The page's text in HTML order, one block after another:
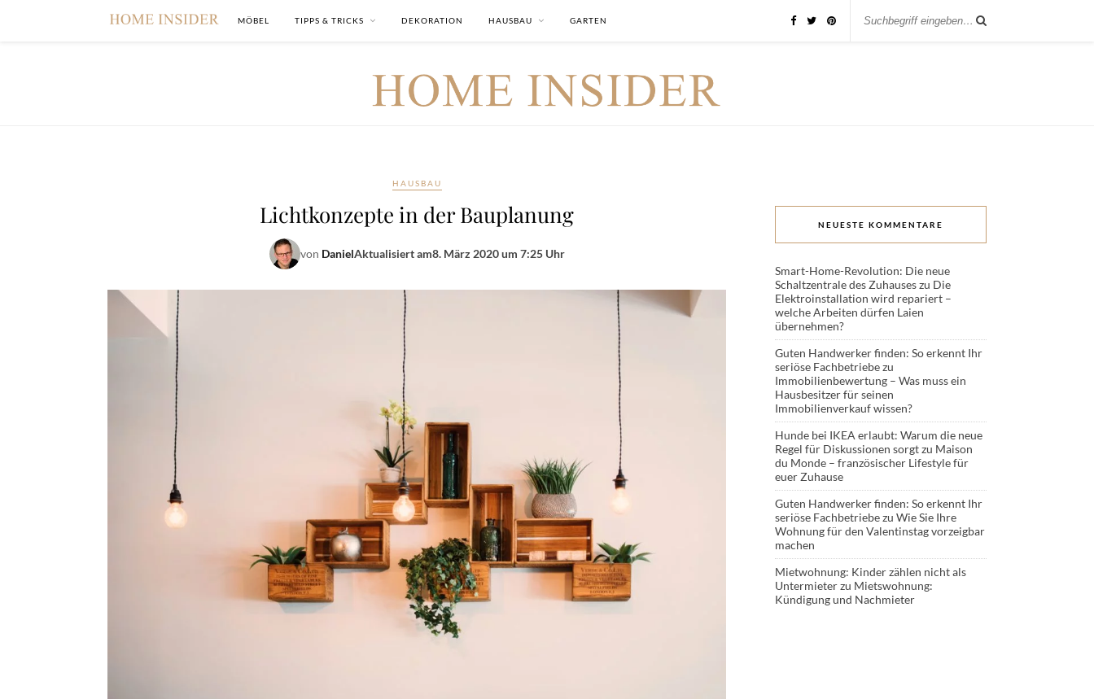
MÖBEL TIPPS & TRICKS DEKORATION HAUSBAU GARTEN
HAUSBAU
Lichtkonzepte in der Bauplanung
von DanielAktualisiert am8. März 2020 um 7:25 Uhr
NEUESTE KOMMENTARE
Smart-Home-Revolution: Die neue
Schaltzentrale des Zuhauseszu Die
Elektroinstallation wird repariert –
welche Arbeiten dürfen Laien
übernehmen?
Guten Handwerker finden: So erkennt Ihr
seriöse Fachbetriebezu
Immobilienbewertung – Was muss ein
Hausbesitzer für seinen
Immobilienverkauf wissen?
Hunde bei IKEA erlaubt: Warum die neue
Regel für Diskussionen sorgtzu Maison
du Monde – französischer Lifestyle für
euer Zuhause
Guten Handwerker finden: So erkennt Ihr
seriöse Fachbetriebezu Wie Sie Ihre
Wohnung für den Valentinstag vorzeigbar
machen
Mietwohnung: Kinder zählen nicht als
Untermieterzu Mietswohnung:
Kündigung und Nachmieter